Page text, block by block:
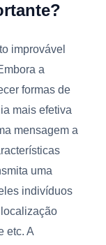
improvável
a
formas de
mais efetiva
mensagem a
uma
indivíduos
etc. A